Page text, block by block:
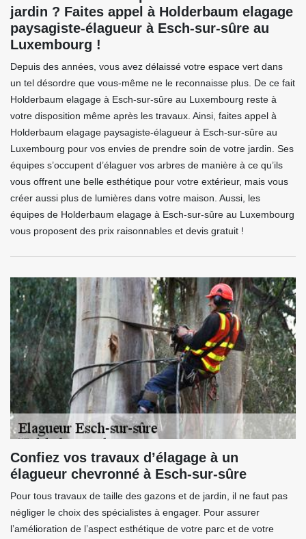
jardin ? Faites appel à Holderbaum elagage
paysagiste-élagueur à Esch-sur-sûre au
Luxembourg !
Depuis des années, vous avez délaissé votre espace vert dans
un tel désordre que vous-même ne le reconnaisse plus. De ce fait
Holderbaum elagage à Esch-sur-sûre au Luxembourg reste à
votre disposition même après les travaux. Ainsi, faites appel à
Holderbaum elagage paysagiste-élagueur à Esch-sur-sûre au
Luxembourg pour vos envies de prendre soin de votre jardin. Ses
équipes s’occupent d’élaguer vos arbres de manière à ce qu’ils
vous offrent une belle esthétique pour votre extérieur, mais vous
créer aussi plus de lumières dans votre maison. Aussi, les
équipes de Holderbaum elagage à Esch-sur-sûre au Luxembourg
vous proposent des prix raisonnables et devis gratuit !
Confiez vos travaux d’élagage à un
élagueur chevronné à Esch-sur-sûre
Pour tous travaux de taille des gazons et de jardin, il ne faut pas
négliger le choix des spécialistes à engager. Pour assurer
l’amélioration de l’aspect esthétique de votre parc et de votre